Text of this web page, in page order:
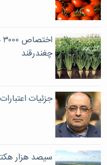
چغندرقند ‌
جزئیات
سیصد هزار